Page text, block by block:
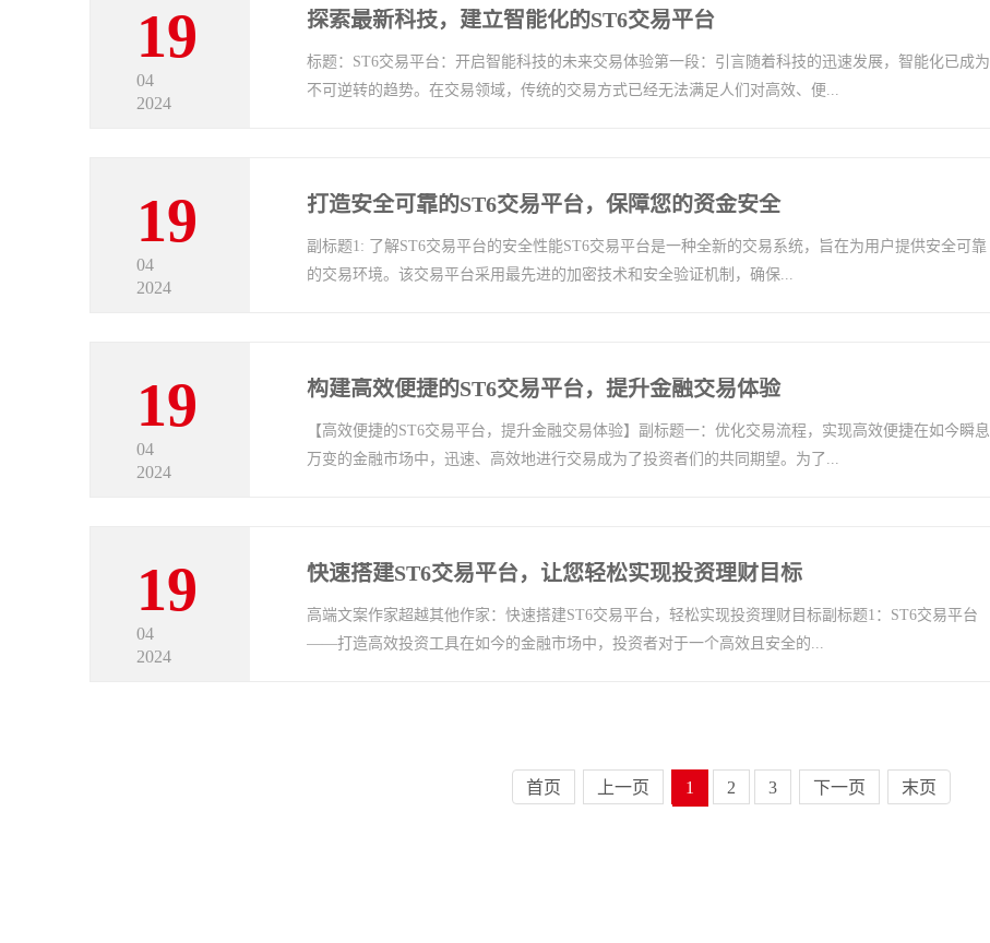
19
04
2024
探索最新科技，建立智能化的ST6交易平台
标题：ST6交易平台：开启智能科技的未来交易体验第一段：引言随着科技的迅速发展，智能化已成为
不可逆转的趋势。在交易领域，传统的交易方式已经无法满足人们对高效、便...
19
04
2024
打造安全可靠的ST6交易平台，保障您的资金安全
副标题1: 了解ST6交易平台的安全性能ST6交易平台是一种全新的交易系统，旨在为用户提供安全可靠
的交易环境。该交易平台采用最先进的加密技术和安全验证机制，确保...
19
04
2024
构建高效便捷的ST6交易平台，提升金融交易体验
【高效便捷的ST6交易平台，提升金融交易体验】副标题一：优化交易流程，实现高效便捷在如今瞬息
万变的金融市场中，迅速、高效地进行交易成为了投资者们的共同期望。为了...
19
04
2024
快速搭建ST6交易平台，让您轻松实现投资理财目标
高端文案作家超越其他作家：快速搭建ST6交易平台，轻松实现投资理财目标副标题1：ST6交易平台
——打造高效投资工具在如今的金融市场中，投资者对于一个高效且安全的...
首页 上一页 1 2 3 下一页 末页